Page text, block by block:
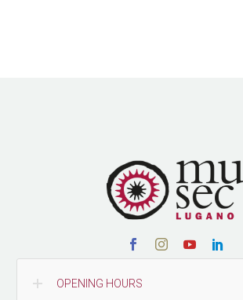
OPENING HOURS